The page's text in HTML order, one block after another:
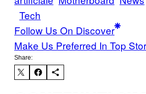
Tech
Follow Us On Discover
Make Us Preferred In Top
Share: